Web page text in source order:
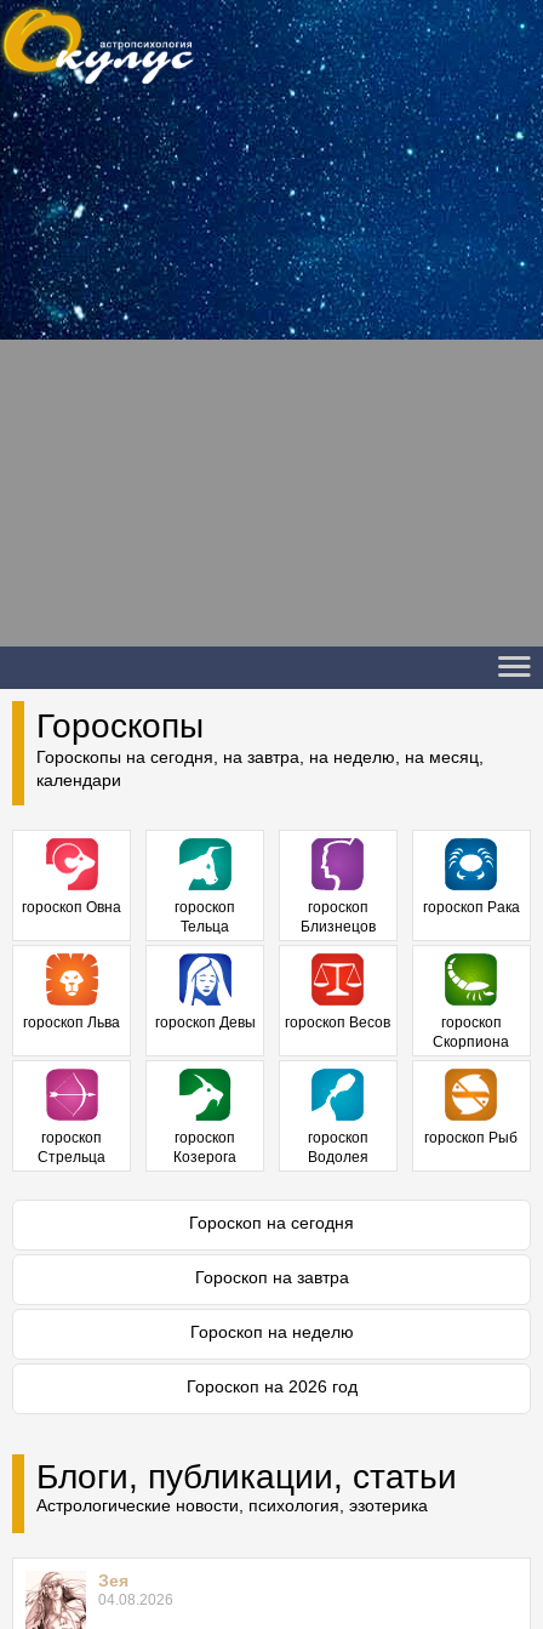
Гороскопы
Гороскопы на сегодня, на завтра, на неделю, на месяц,
календари
гороскоп Овна
гороскоп
Тельца
гороскоп
Близнецов
гороскоп Рака
гороскоп Льва гороскоп Девы гороскоп Весов
гороскоп
Скорпиона
гороскоп
Стрельца
гороскоп
Козерога
гороскоп
Водолея
гороскоп Рыб
Гороскоп на сегодня
Гороскоп на завтра
Гороскоп на неделю
Гороскоп на 2026 год
Блоги, публикации, статьи
Астрологические новости, психология, эзотерика
Зея
04.08.2026